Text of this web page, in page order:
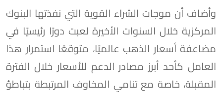
وأضاف أن موجات الشراء القوية التي نفذتها البنوك
المركزية خلال السنوات الأخيرة لعبت دورًا رئيسيًا في
مضاعفة أسعار الذهب عالميًا، متوقعًا استمرار هذا
العامل كأحد أبرز مصادر الدعم للأسعار خلال الفترة
المقبلة، خاصة مع تنامي المخاوف المرتبطة بتباطؤ